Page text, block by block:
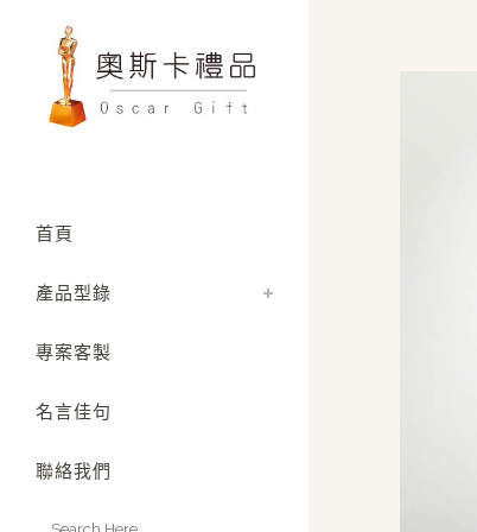
首頁
產品型錄
專案客製
名言佳句
聯絡我們